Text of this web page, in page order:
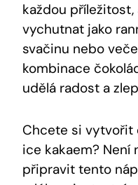
každou
vychutnat jako
svačinu nebo
kombinace
udělá radost a
Chcete si vytvořit⁣
ice kakaem? Není
připravit tento